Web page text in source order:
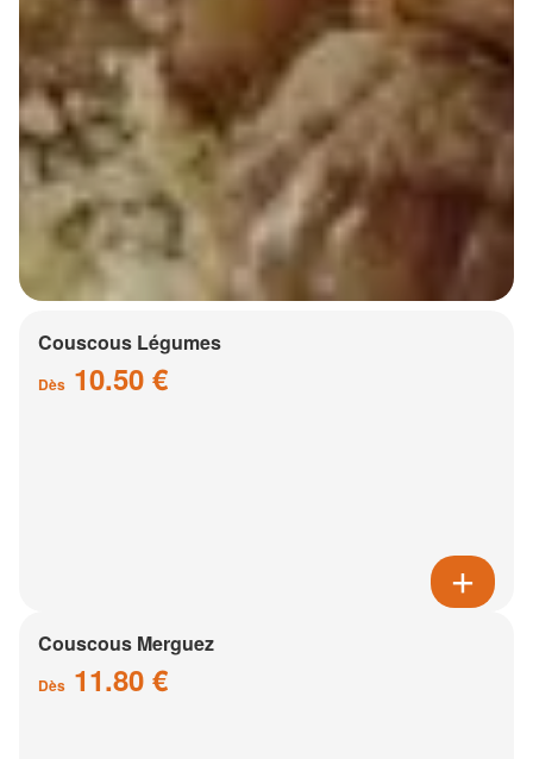
Couscous Légumes
Dès 10.50 €
Couscous Merguez
Dès 11.80 €